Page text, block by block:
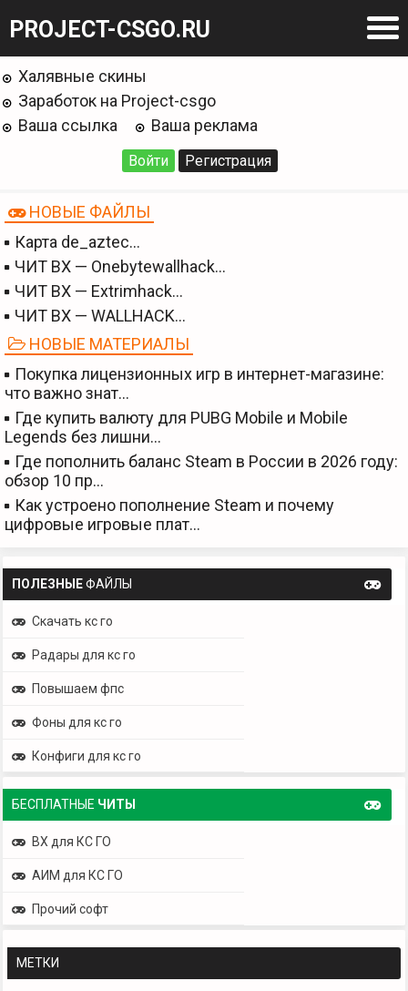
PROJECT-CSGO.RU
Халявные скины
Заработок на Project-csgo
Ваша ссылка
Ваша реклама
Войти Регистрация
НОВЫЕ ФАЙЛЫ
Карта de_aztec…
ЧИТ BX — Onebytewallhack…
ЧИТ BX — Extrimhack…
ЧИТ BX — WALLHACK…
НОВЫЕ МАТЕРИАЛЫ
Покупка лицензионных игр в интернет-магазине:
что важно знат…
Где купить валюту для PUBG Mobile и Mobile
Legends без лишни…
Где пополнить баланс Steam в России в 2026 году:
обзор 10 пр…
Как устроено пополнение Steam и почему
цифровые игровые плат…
ПОЛЕЗНЫЕФАЙЛЫ
Скачать кс го
Радары для кс го
Повышаем фпс
Фоны для кс го
Конфиги для кс го
БЕСПЛАТНЫЕ ЧИТЫ
ВХ для КС ГО
АИМ для КС ГО
Прочий софт
МЕТКИ